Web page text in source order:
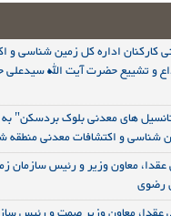
اداره کل زمین شناسی و
و تشییع حضرت آیت الله سیدعلی
های معدنی بلوک بردسکن" به
شناسی و اکتشافات معدنی
عقدا، معاون وزیر و رئیس سازمان
رضوی